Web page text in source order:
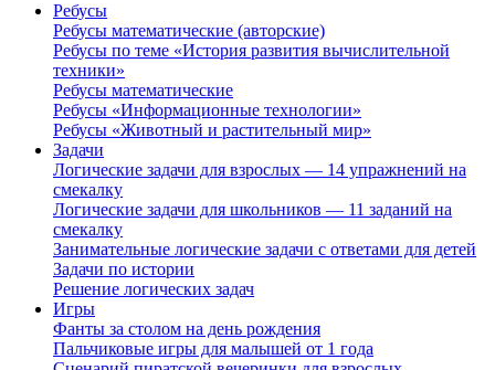
Ребусы
Ребусы математические (авторские)
Ребусы по теме «История развития вычислительной
техники»
Ребусы математические
Ребусы «Информационные технологии»
Ребусы «Животный и растительный мир»
Задачи
Логические задачи для взрослых — 14 упражнений на
смекалку
Логические задачи для школьников — 11 заданий на
смекалку
Занимательные логические задачи с ответами для детей
Задачи по истории
Решение логических задач
Игры
Фанты за столом на день рождения
Пальчиковые игры для малышей от 1 года